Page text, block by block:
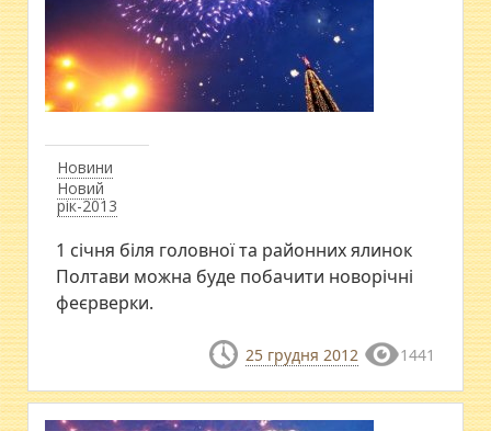
Новини
Новий
рік-2013
1 січня біля головної та районних ялинок
Полтави можна буде побачити новорічні
феєрверки.
25 грудня 2012 1441